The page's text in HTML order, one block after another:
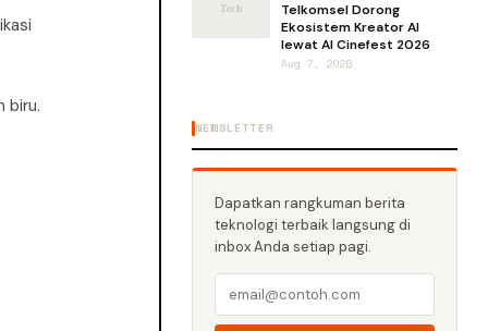
biru.
Telkomsel Dorong
Ekosistem Kreator AI
lewat AI Cinefest 2026
Aug 7, 2026
NEWSLETTER
Dapatkan rangkuman berita
teknologi terbaik langsung di
inbox Anda setiap pagi.